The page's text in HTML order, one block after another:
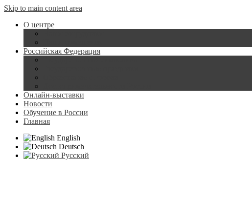
Skip to main content area
О центре
Российская Федерация
Онлайн-выставки
Новости
Обучение в России
Главная
English
Deutsch
Русский